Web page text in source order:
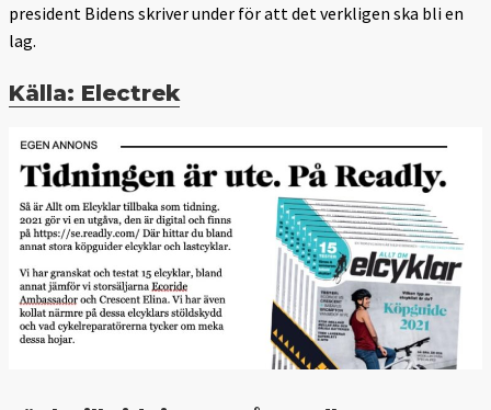
president Bidens skriver under för att det verkligen ska bli en
lag.
Källa: Electrek